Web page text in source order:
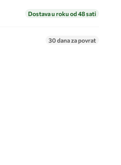
Dostava u roku od 48 sati
30 dana za povrat